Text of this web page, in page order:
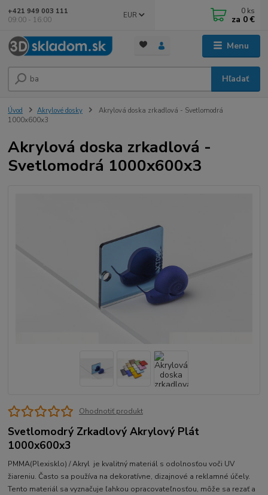
Menu
EUR
Hľadať
+421 949 003 111
09:00 - 16:00
0 ks
za 0 €
Úvod Akrylové dosky
Akrylová doska zrkadlová - Svetlomodrá
1000x600x3
Akrylová doska zrkadlová -
Svetlomodrá 1000x600x3
Ohodnotiť produkt
Svetlomodrý Zrkadlový Akrylový Plát
1000x600x3
PMMA(Plexisklo) / Akryl je kvalitný materiál s odolnosťou voči UV
žiareniu. Často sa používa na dekoratívne, dizajnové a reklamné účely.
Tento materiál sa vyznačuje ľahkou opracovateľnosťou, môže sa rezať a